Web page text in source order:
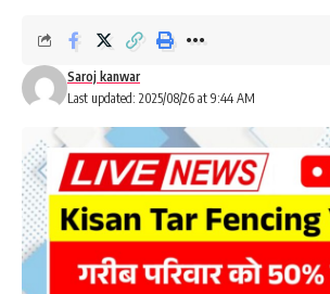
Last updated: 2025/08/26 at 9:44 AM
Saroj kanwar